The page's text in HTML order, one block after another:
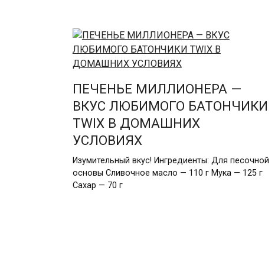
ПЕЧЕНЬЕ МИЛЛИОНЕРА —
ВКУС ЛЮБИМОГО БАТОНЧИКИ
TWIX В ДОМАШНИХ
УСЛОВИЯХ
Изумительный вкус! Ингредиенты: Для песочной
основы Сливочное масло — 110 г Мука — 125 г
Сахар — 70 г